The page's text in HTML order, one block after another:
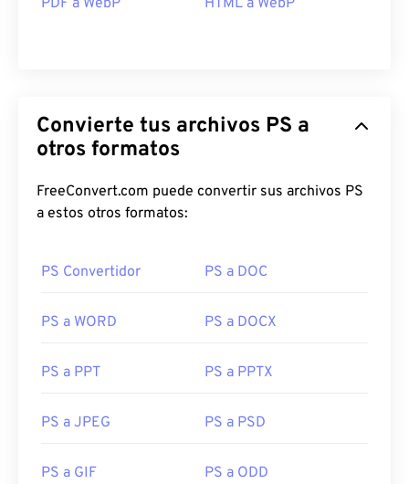
PDF a WebP HTML a WebP
Convierte tus archivos PS a
otros formatos
FreeConvert.com puede convertir sus archivos PS
a estos otros formatos:
PS Convertidor PS a DOC
PS a WORD PS a DOCX
PS a PPT PS a PPTX
PS a JPEG PS a PSD
PS a GIF PS a ODD